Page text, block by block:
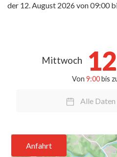
der 12. August 2026von 09:00
Mittwoch
Von 9:00bis
Alle Daten
Anfahrt